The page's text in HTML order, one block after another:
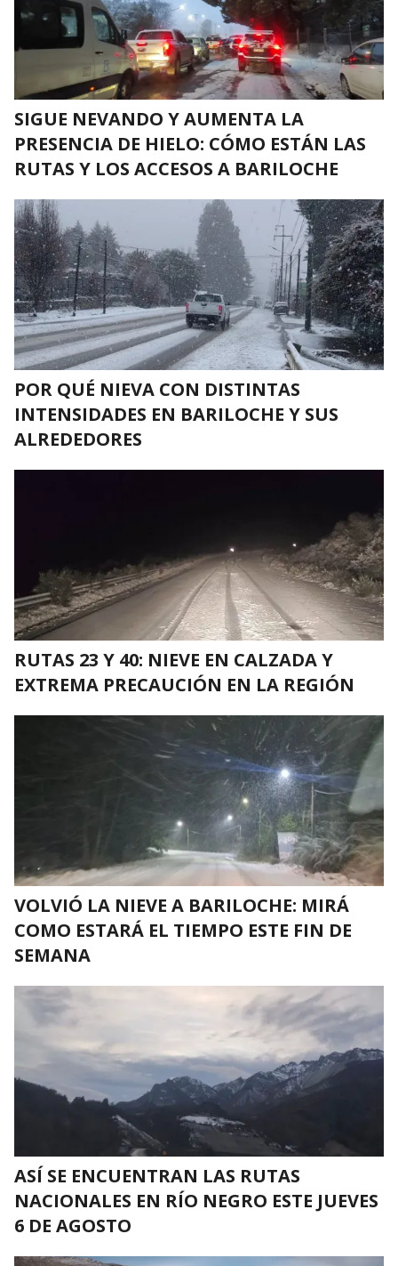
SIGUE NEVANDO Y AUMENTA LA
PRESENCIA DE HIELO: CÓMO ESTÁN LAS
RUTAS Y LOS ACCESOS A BARILOCHE
POR QUÉ NIEVA CON DISTINTAS
INTENSIDADES EN BARILOCHE Y SUS
ALREDEDORES
RUTAS 23 Y 40: NIEVE EN CALZADA Y
EXTREMA PRECAUCIÓN EN LA REGIÓN
VOLVIÓ LA NIEVE A BARILOCHE: MIRÁ
COMO ESTARÁ EL TIEMPO ESTE FIN DE
SEMANA
ASÍ SE ENCUENTRAN LAS RUTAS
NACIONALES EN RÍO NEGRO ESTE JUEVES
6 DE AGOSTO